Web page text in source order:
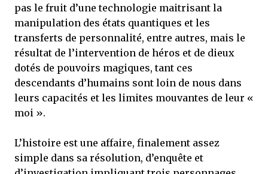
pas le fruit d’une technologie maitrisant la
manipulation des états quantiques et les
transferts de personnalité, entre autres, mais le
résultat de l’intervention de héros et de dieux
dotés de pouvoirs magiques, tant ces
descendants d’humains sont loin de nous dans
leurs capacités et les limites mouvantes de leur «
moi ».
L’histoire est une affaire, finalement assez
simple dans sa résolution, d’enquête et